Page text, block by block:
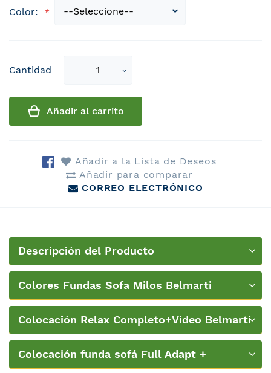
Color:
Cantidad
Select
Añadir al carrito
Añadir a la Lista de Deseos
Añadir para comparar
CORREO ELECTRÓNICO
Descripción del Producto
Colores Fundas Sofa Milos Belmarti
Colocación Relax Completo+Video Belmarti
Colocación funda sofá Full Adapt +